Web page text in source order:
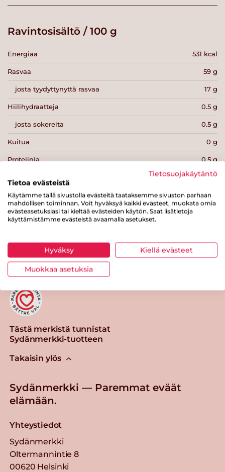
Ravintosisältö / 100 g
Energiaa 531 kcal
Rasvaa 59 g
josta tyydyttynyttä rasvaa 17 g
Hiilihydraatteja 0.5 g
josta sokereita 0.5 g
Kuitua 0 g
Proteiinia 0.5 g
1 g
Tästä merkistä tunnistat
Sydänmerkki-tuotteen
Takaisin ylös
Sydänmerkki — Paremmat eväät
elämään.
Yhteystiedot
Sydänmerkki
Oltermannintie 8
00620 Helsinki
Tietosuojakäytäntö
Tietoa evästeistä
Käytämme tällä sivustolla evästeitä taataksemme sivuston parhaan
mahdollisen toiminnan. Voit hyväksyä kaikki evästeet, muokata omia
evästeasetuksiasi tai kieltää evästeiden käytön. Saat lisätietoja
käyttämistämme evästeistä avaamalla asetukset.
Hyväksy Kiellä evästeet
Muokkaa asetuksia